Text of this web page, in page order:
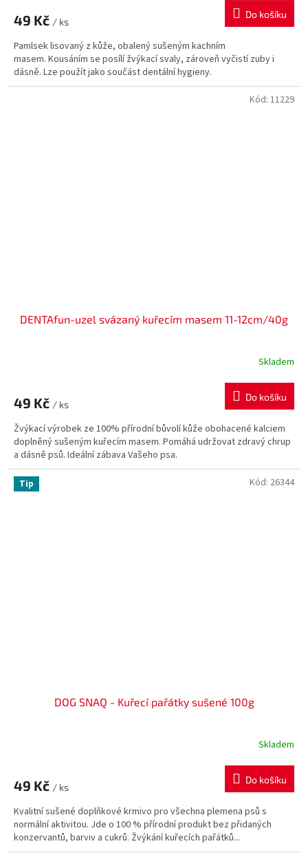
49 Kč / ks
Do košíku
Pamlsek lisovaný z kůže, obalený sušeným kachním
masem. Kousáním se posílí žvýkací svaly, zároveň vyčistí zuby i
dásně. Lze použít jako součást dentální hygieny.
DENTAfun-uzel svázaný kuřecím masem 11-12cm/40g
Skladem
49 Kč / ks
Do košíku
Žvýkací výrobek ze 100% přírodní bůvolí kůže obohacené kalciem
doplněný sušeným kuřecím masem. Pomáhá udržovat zdravý chrup
a dásně psů. Ideální zábava Vašeho psa.
Kód: 11229
Tip
DOG SNAQ - Kuřecí pařátky sušené 100g
Skladem
49 Kč / ks
Do košíku
Kvalitní sušené doplňkové krmivo pro všechna plemena psů s
normální aktivitou. Jde o 100 % přírodní produkt bez přidaných
konzervantů, barviv a cukrů. Žvýkání kuřecích pařátků...
Kód: 26344